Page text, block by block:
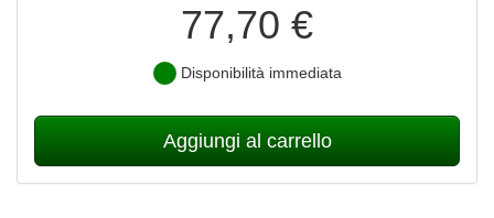
77,70 €
Disponibilità immediata
Aggiungi al carrello